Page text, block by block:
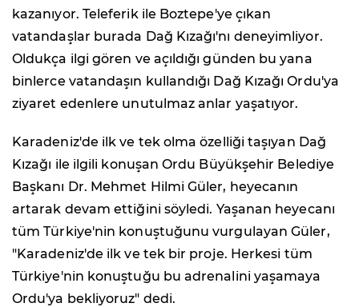
kazanıyor. Teleferik ile Boztepe'ye çıkan
vatandaşlar burada Dağ Kızağı'nı deneyimliyor.
Oldukça ilgi gören ve açıldığı günden bu yana
binlerce vatandaşın kullandığı Dağ Kızağı Ordu'ya
ziyaret edenlere unutulmaz anlar yaşatıyor.
Karadeniz'de ilk ve tek olma özelliği taşıyan Dağ
Kızağı ile ilgili konuşan Ordu Büyükşehir Belediye
Başkanı Dr. Mehmet Hilmi Güler, heyecanın
artarak devam ettiğini söyledi. Yaşanan heyecanı
tüm Türkiye'nin konuştuğunu vurgulayan Güler,
"Karadeniz'de ilk ve tek bir proje. Herkesi tüm
Türkiye'nin konuştuğu bu adrenalini yaşamaya
Ordu'ya bekliyoruz" dedi.